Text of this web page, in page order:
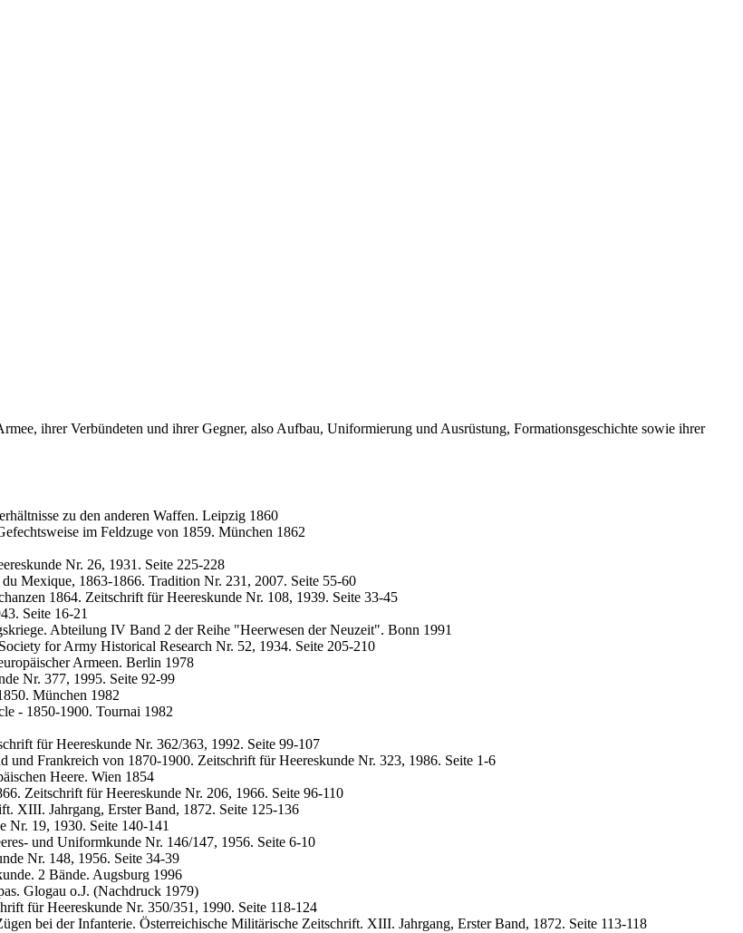
ihrer Verbündeten und ihrer Gegner, also Aufbau, Uniformierung und Ausrüstung, Formationsgeschichte sowie ihrer
zu den anderen Waffen. Leipzig 1860
im Feldzuge von 1859. München 1862
Nr. 26, 1931. Seite 225-228
Mexique, 1863-1866. Tradition Nr. 231, 2007. Seite 55-60
1864. Zeitschrift für Heereskunde Nr. 108, 1939. Seite 33-45
Seite 16-21
Abteilung IV Band 2 der Reihe "Heerwesen der Neuzeit". Bonn 1991
for Army Historical Research Nr. 52, 1934. Seite 205-210
Armeen. Berlin 1978
Nr. 377, 1995. Seite 92-99
München 1982
- 1850-1900. Tournai 1982
für Heereskunde Nr. 362/363, 1992. Seite 99-107
Frankreich von 1870-1900. Zeitschrift für Heereskunde Nr. 323, 1986. Seite 1-6
Heere. Wien 1854
Zeitschrift für Heereskunde Nr. 206, 1966. Seite 96-110
XIII. Jahrgang, Erster Band, 1872. Seite 125-136
Nr. 19, 1930. Seite 140-141
und Uniformkunde Nr. 146/147, 1956. Seite 6-10
Nr. 148, 1956. Seite 34-39
2 Bände. Augsburg 1996
Glogau o.J. (Nachdruck 1979)
für Heereskunde Nr. 350/351, 1990. Seite 118-124
bei der Infanterie. Österreichische Militärische Zeitschrift. XIII. Jahrgang, Erster Band, 1872. Seite 113-118